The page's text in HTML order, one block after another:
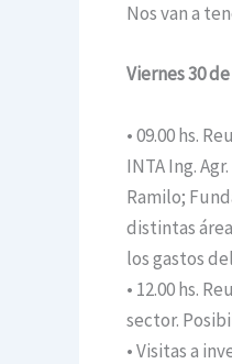
Nos van a
Viernes 30
• 09.00 hs.
INTA Ing.
Ramilo;
distintas
los gastos
• 12.00 hs.
sector.
• Visitas a